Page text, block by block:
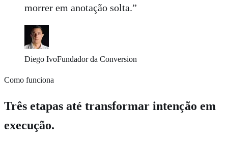
morrer em anotação solta.”
Diego IvoFundador da Conversion
Como funciona
Três etapas até transformar intenção em
execução.